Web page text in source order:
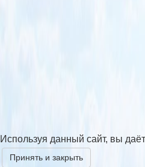
Используя данный сайт, вы
Принять и закрыть